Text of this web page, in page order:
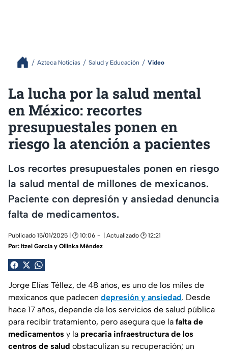
Azteca Noticias Salud y Educación Video
La lucha por la salud mental
en México: recortes
presupuestales ponen en
riesgo la atención a pacientes
Los recortes presupuestales ponen en riesgo
la salud mental de millones de mexicanos.
Paciente con depresión y ansiedad denuncia
falta de medicamentos.
Publicado 15/01/2025 | 🕑 10:06
| Actualizado 🕑 12:21
Por: Itzel García y Ollinka Méndez
Jorge Elías Téllez, de 48 años, es uno de los miles de
mexicanos que padecen depresión y ansiedad. Desde
hace 17 años, depende de los servicios de salud pública
para recibir tratamiento, pero asegura que la falta de
medicamentos y la precaria infraestructura de los
centros de salud obstaculizan su recuperación; un